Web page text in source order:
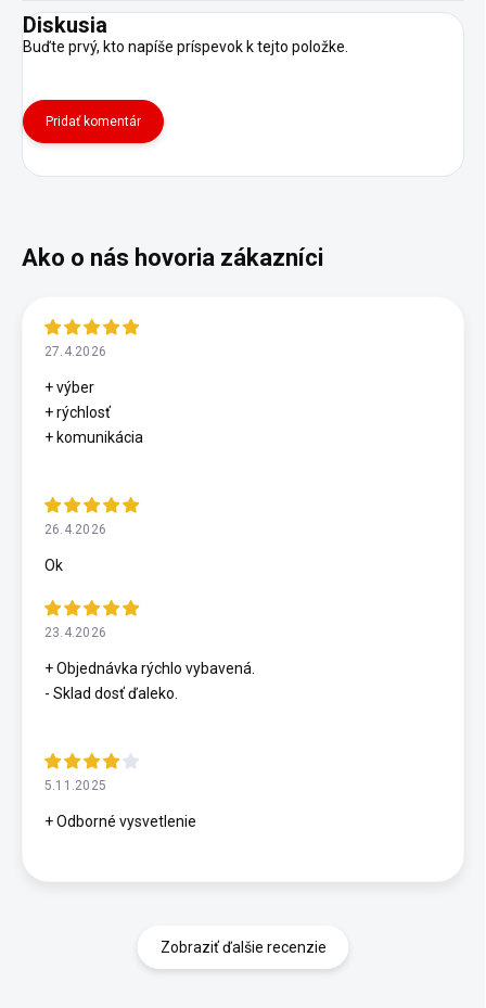
Diskusia
Buďte prvý, kto napíše príspevok k tejto položke.
Pridať komentár
27.4.2026
+ výber
+ rýchlosť
+ komunikácia
26.4.2026
Ok
23.4.2026
+ Objednávka rýchlo vybavená.
- Sklad dosť ďaleko.
5.11.2025
+ Odborné vysvetlenie
Zobraziť ďalšie recenzie